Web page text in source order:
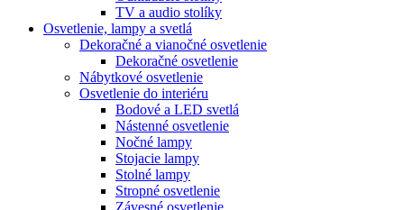
TV a audio stolíky
Osvetlenie, lampy a svetlá
Dekoračné a vianočné osvetlenie
Dekoračné osvetlenie
Nábytkové osvetlenie
Osvetlenie do interiéru
Bodové a LED svetlá
Nástenné osvetlenie
Nočné lampy
Stojacie lampy
Stolné lampy
Stropné osvetlenie
Závesné osvetlenie